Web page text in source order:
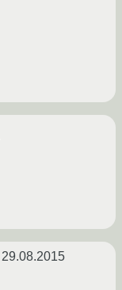
29.08.2015